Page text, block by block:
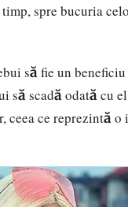
spre bucuria
să fie un
să scadă odată cu
ceea ce reprezintă o